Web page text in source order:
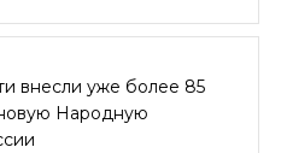
внесли уже более 85
Народную